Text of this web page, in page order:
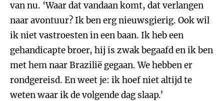
van nu. ‘Waar dat vandaan komt, dat verlangen
naar avontuur? Ik ben erg nieuwsgierig. Ook wil
ik niet vastroesten in een baan. Ik heb een
gehandicapte broer, hij is zwak begaafd en ik ben
met hem naar Brazilië gegaan. We hebben er
rondgereisd. En weet je: ik hoef niet altijd te
weten waar ik de volgende dag slaap.’